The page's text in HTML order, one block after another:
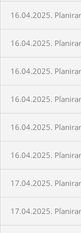
16.04.2025.
16.04.2025.
16.04.2025.
16.04.2025.
16.04.2025.
16.04.2025.
17.04.2025.
17.04.2025.